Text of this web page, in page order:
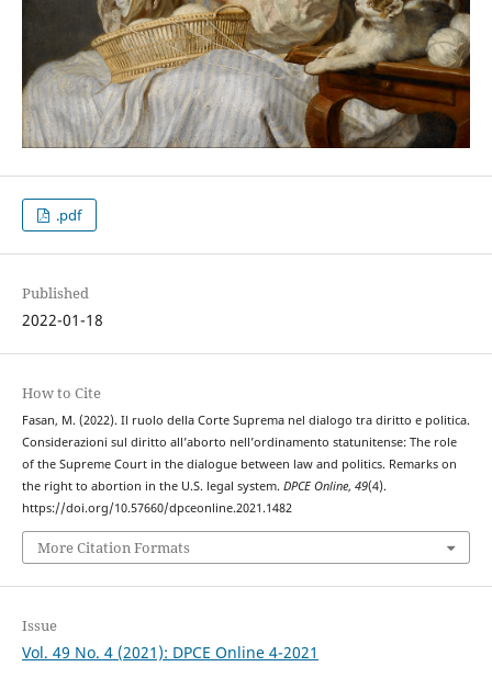
.pdf
Published
2022-01-18
How to Cite
Fasan, M. (2022). Il ruolo della Corte Suprema nel dialogo tra diritto e politica.
Considerazioni sul diritto all’aborto nell’ordinamento statunitense: The role
of the Supreme Court in the dialogue between law and politics. Remarks on
the right to abortion in the U.S. legal system. DPCE Online, 49(4).
https://doi.org/10.57660/dpceonline.2021.1482
More Citation Formats
Issue
Vol. 49 No. 4 (2021): DPCE Online 4-2021